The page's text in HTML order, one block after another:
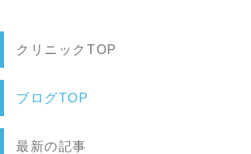
クリニックTOP
ブログTOP
最新の記事